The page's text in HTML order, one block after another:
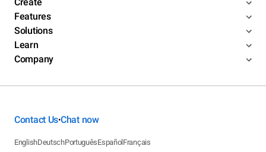
Features
Solutions
Learn
Company
Contact Us•Chat now
EnglishDeutschPortuguêsEspañol Français